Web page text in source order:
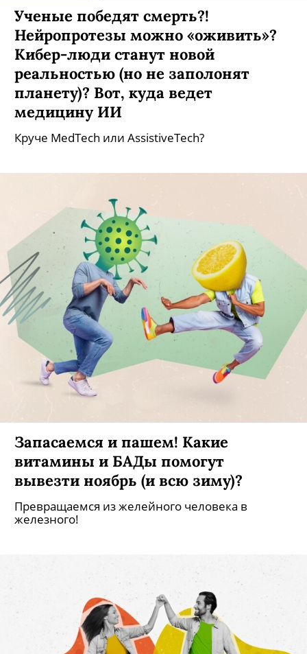
Ученые победят смерть?!
Нейропротезы можно «оживить»?
Кибер-люди станут новой
реальностью (но не заполонят
планету)? Вот, куда ведет
медицину ИИ
Круче MedTech или AssistiveTech?
Запасаемся и пашем! Какие
витамины и БАДы помогут
вывезти ноябрь (и всю зиму)?
Превращаемся из желейного человека в
железного!